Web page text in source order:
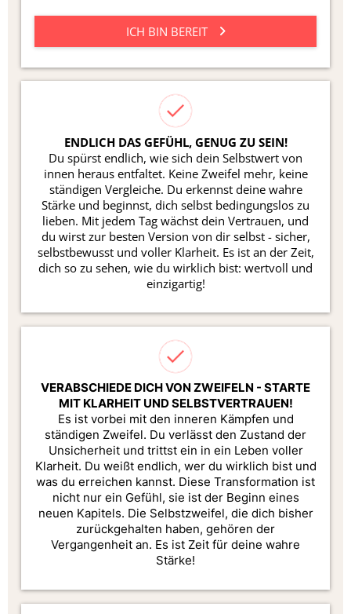
ICH BIN BEREIT
ENDLICH DAS GEFÜHL, GENUG ZU SEIN!
Du spürst endlich, wie sich dein Selbstwert von
innen heraus entfaltet. Keine Zweifel mehr, keine
ständigen Vergleiche. Du erkennst deine wahre
Stärke und beginnst, dich selbst bedingungslos zu
lieben. Mit jedem Tag wächst dein Vertrauen, und
du wirst zur besten Version von dir selbst - sicher,
selbstbewusst und voller Klarheit. Es ist an der Zeit,
dich so zu sehen, wie du wirklich bist: wertvoll und
einzigartig!
VERABSCHIEDE DICH VON ZWEIFELN - STARTE
MIT KLARHEIT UND SELBSTVERTRAUEN!
Es ist vorbei mit den inneren Kämpfen und
ständigen Zweifel. Du verlässt den Zustand der
Unsicherheit und trittst ein in ein Leben voller
Klarheit. Du weißt endlich, wer du wirklich bist und
was du erreichen kannst. Diese Transformation ist
nicht nur ein Gefühl, sie ist der Beginn eines
neuen Kapitels. Die Selbstzweifel, die dich bisher
zurückgehalten haben, gehören der
Vergangenheit an. Es ist Zeit für deine wahre
Stärke!